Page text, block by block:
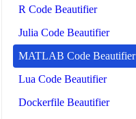
R Code Beautifier
Julia Code Beautifier
MATLAB Code Beautifier
Lua Code Beautifier
Dockerfile Beautifier